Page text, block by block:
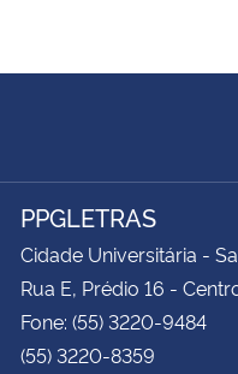
PPGLETRAS
Cidade Universitária -
Rua E, Prédio 16 -
Fone: (55) 3220-9484
(55) 3220-8359